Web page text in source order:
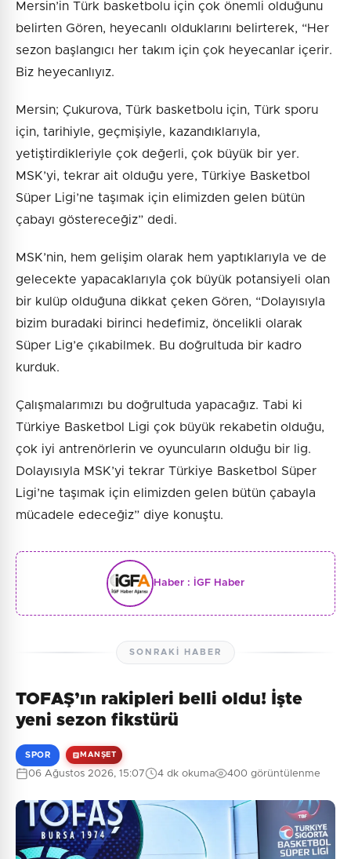
Mersin’in Türk basketbolu için çok önemli olduğunu
belirten Gören, heyecanlı olduklarını belirterek, “Her
sezon başlangıcı her takım için çok heyecanlar içerir.
Biz heyecanlıyız.
Mersin; Çukurova, Türk basketbolu için, Türk sporu
için, tarihiyle, geçmişiyle, kazandıklarıyla,
yetiştirdikleriyle çok değerli, çok büyük bir yer.
MSK’yi, tekrar ait olduğu yere, Türkiye Basketbol
Süper Ligi’ne taşımak için elimizden gelen bütün
çabayı göstereceğiz” dedi.
MSK’nin, hem gelişim olarak hem yaptıklarıyla ve de
gelecekte yapacaklarıyla çok büyük potansiyeli olan
bir kulüp olduğuna dikkat çeken Gören, “Dolayısıyla
bizim buradaki birinci hedefimiz, öncelikli olarak
Süper Lig’e çıkabilmek. Bu doğrultuda bir kadro
kurduk.
Çalışmalarımızı bu doğrultuda yapacağız. Tabi ki
Türkiye Basketbol Ligi çok büyük rekabetin olduğu,
çok iyi antrenörlerin ve oyuncuların olduğu bir lig.
Dolayısıyla MSK’yi tekrar Türkiye Basketbol Süper
Ligi’ne taşımak için elimizden gelen bütün çabayla
mücadele edeceğiz” diye konuştu.
Haber : İGF Haber
SONRAKI HABER
TOFAŞ’ın rakipleri belli oldu! İşte
yeni sezon fikstürü
SPOR MANŞET
06 Ağustos 2026, 15:07 4 dk okuma 400 görüntülenme